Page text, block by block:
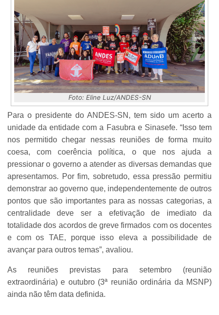
Foto: Eline Luz/ANDES-SN
Para o presidente do ANDES-SN, tem sido um acerto a
unidade da entidade com a Fasubra e Sinasefe. “Isso tem
nos permitido chegar nessas reuniões de forma muito
coesa, com coerência política, o que nos ajuda a
pressionar o governo a atender as diversas demandas que
apresentamos. Por fim, sobretudo, essa pressão permitiu
demonstrar ao governo que, independentemente de outros
pontos que são importantes para as nossas categorias, a
centralidade deve ser a efetivação de imediato da
totalidade dos acordos de greve firmados com os docentes
e com os TAE, porque isso eleva a possibilidade de
avançar para outros temas”, avaliou.
As reuniões previstas para setembro (reunião
extraordinária) e outubro (3ª reunião ordinária da MSNP)
ainda não têm data definida.